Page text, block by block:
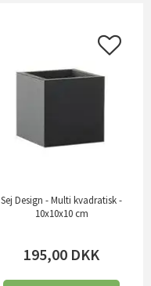
Sej Design - Multi kvadratisk -
10x10x10 cm
195,00 DKK